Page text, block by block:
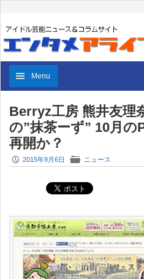
Menu
Berryz工房 熊井友理
の”抹茶ーず” 10月
再開か？
P 2015年9月6日 F ニュース